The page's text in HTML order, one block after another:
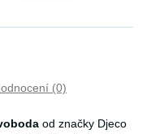
(0)
od značky Djeco